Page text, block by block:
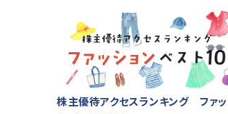
株主優待アクセスランキング ファッ